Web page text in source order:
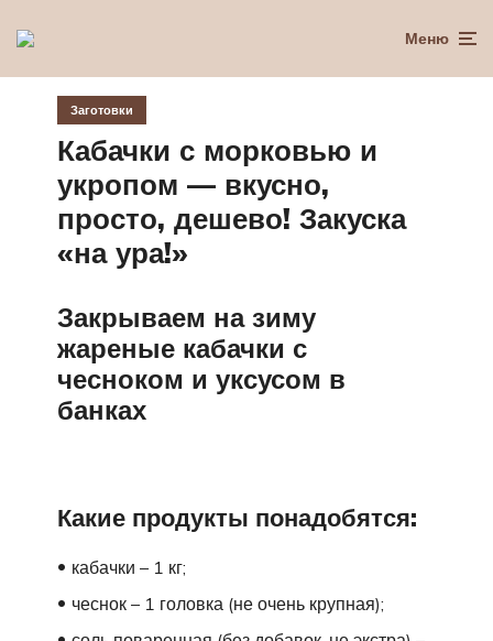
Меню
Заготовки
Кабачки с морковью и
укропом — вкусно,
просто, дешево! Закуска
«на ура!»
Закрываем на зиму
жареные кабачки с
чесноком и уксусом в
банках
Какие продукты понадобятся:
кабачки – 1 кг;
чеснок – 1 головка (не очень крупная);